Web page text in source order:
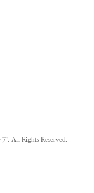
デ. All Rights Reserved.